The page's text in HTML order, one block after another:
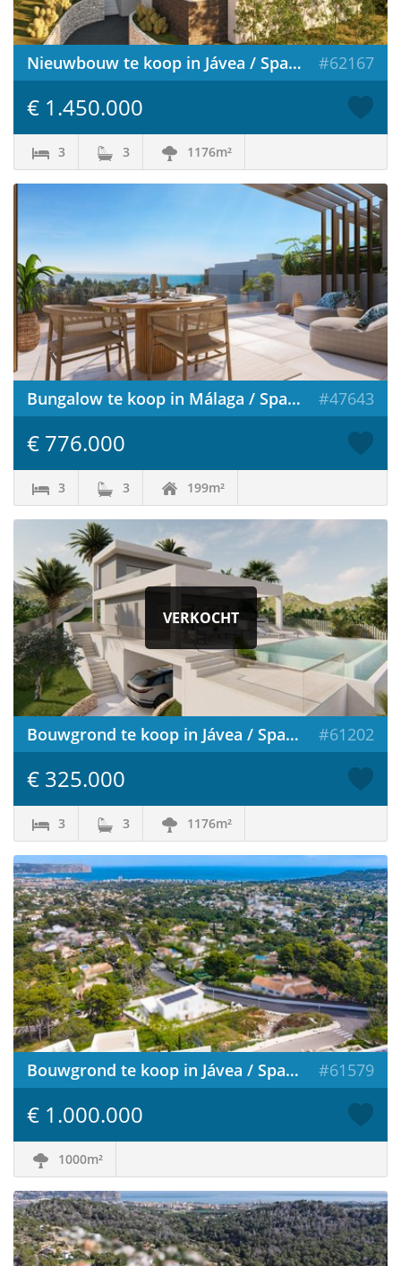
Nieuwbouw te koop in Jávea / Spanje #62167
€ 1.450.000
3 3 1176m²
Bungalow te koop in Málaga / Spanje #47643
€ 776.000
3 3 199m²
VERKOCHT
Bouwgrond te koop in Jávea / Spanje #61202
€ 325.000
3 3 1176m²
Bouwgrond te koop in Jávea / Spanje #61579
€ 1.000.000
1000m²